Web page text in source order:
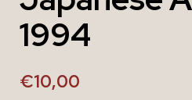
1994
€10,00